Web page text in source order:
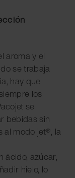
aroma y el
se trabaja
hay que
los
se
bebidas sin
al modo jet®, la
ácido, azúcar,
hielo, lo